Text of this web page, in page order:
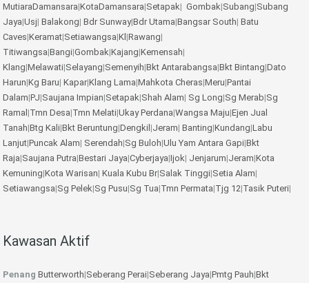
MutiaraDamansara|KotaDamansara|Setapak| Gombak|Subang|Subang
Jaya|Usj| Balakong| Bdr Sunway|Bdr Utama|Bangsar South| Batu
Caves|Keramat|Setiawangsa|Kl|Rawang|
Titiwangsa|Bangi|Gombak|Kajang|Kemensah|
Klang|Melawati|Selayang|Semenyih|Bkt Antarabangsa|Bkt Bintang|Dato
Harun|Kg Baru| Kapar|Klang Lama|Mahkota Cheras|Meru|Pantai
Dalam|PJ|Saujana Impian|Setapak|Shah Alam| Sg Long|Sg Merab|Sg
Ramal|Tmn Desa|Tmn Melati|Ukay Perdana|Wangsa Maju|Ejen Jual
Tanah|Btg Kali|Bkt Beruntung|Dengkil|Jeram| Banting|Kundang|Labu
Lanjut|Puncak Alam| Serendah|Sg Buloh|Ulu Yam Antara Gapi|Bkt
Raja|Saujana Putra|Bestari Jaya|Cyberjaya|Ijok| Jenjarum|Jeram|Kota
Kemuning|Kota Warisan| Kuala Kubu Br|Salak Tinggi|Setia Alam|
Setiawangsa|Sg Pelek|Sg Pusu|Sg Tua|Tmn Permata|Tjg 12|Tasik Puteri|
Kawasan Aktif
Penang Butterworth|Seberang Perai|Seberang Jaya|Pmtg Pauh|Bkt